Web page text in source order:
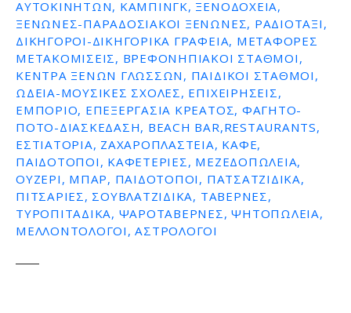
ΑΥΤΟΚΙΝΉΤΩΝ, ΚΆΜΠΙΝΓΚ, ΞΕΝΟΔΟΧΕΊΑ,
ΞΕΝΏΝΕΣ-ΠΑΡΑΔΟΣΙΑΚΟΊ ΞΕΝΏΝΕΣ, ΡΑΔΙΟΤΑΞΊ,
ΔΙΚΗΓΌΡΟΙ-ΔΙΚΗΓΟΡΙΚΆ ΓΡΑΦΕΊΑ, ΜΕΤΑΦΟΡΈΣ
ΜΕΤΑΚΟΜΊΣΕΙΣ, ΒΡΕΦΟΝΗΠΙΑΚΟΊ ΣΤΑΘΜΟΊ,
ΚΈΝΤΡΑ ΞΈΝΩΝ ΓΛΩΣΣΏΝ, ΠΑΙΔΙΚΟΊ ΣΤΑΘΜΟΊ,
ΩΔΕΊΑ-ΜΟΥΣΙΚΈΣ ΣΧΟΛΈΣ, ΕΠΙΧΕΙΡΉΣΕΙΣ,
ΕΜΠΌΡΙΟ, ΕΠΕΞΕΡΓΑΣΊΑ ΚΡΈΑΤΟΣ, ΦΑΓΗΤΌ-
ΠΟΤΌ-ΔΙΑΣΚΈΔΑΣΗ, BEACH BAR,RESTAURANTS,
ΕΣΤΙΑΤΌΡΙΑ, ΖΑΧΑΡΟΠΛΑΣΤΕΊΑ, ΚΑΦΈ,
ΠΑΙΔΌΤΟΠΟΙ, ΚΑΦΕΤΈΡΙΕΣ, ΜΕΖΕΔΟΠΩΛΕΊΑ,
ΟΥΖΕΡΊ, ΜΠΑΡ, ΠΑΙΔΌΤΟΠΟΙ, ΠΑΤΣΑΤΖΊΔΙΚΑ,
ΠΙΤΣΑΡΊΕΣ, ΣΟΥΒΛΑΤΖΊΔΙΚΑ, ΤΑΒΈΡΝΕΣ,
ΤΥΡΟΠΙΤΆΔΙΚΑ, ΨΑΡΟΤΑΒΈΡΝΕΣ, ΨΗΤΟΠΩΛΕΊΑ,
ΜΕΛΛΟΝΤΟΛΟΓΟΙ, ΑΣΤΡΟΛΌΓΟΙ